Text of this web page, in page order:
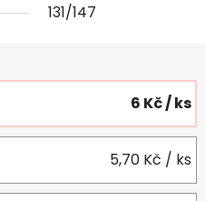
131/147
6 Kč/ ks
5,70 Kč / ks